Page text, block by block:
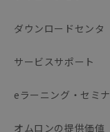
ダウンロードセンタ
サービスサポート
eラーニング・セミナ
オムロンの提供価値